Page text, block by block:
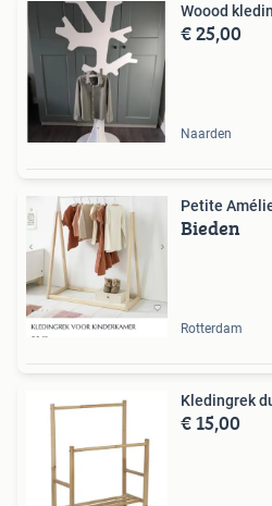
Woood
€ 25,00
Naarden
Petite
Bieden
Rotterdam
Kledingrek
€ 15,00